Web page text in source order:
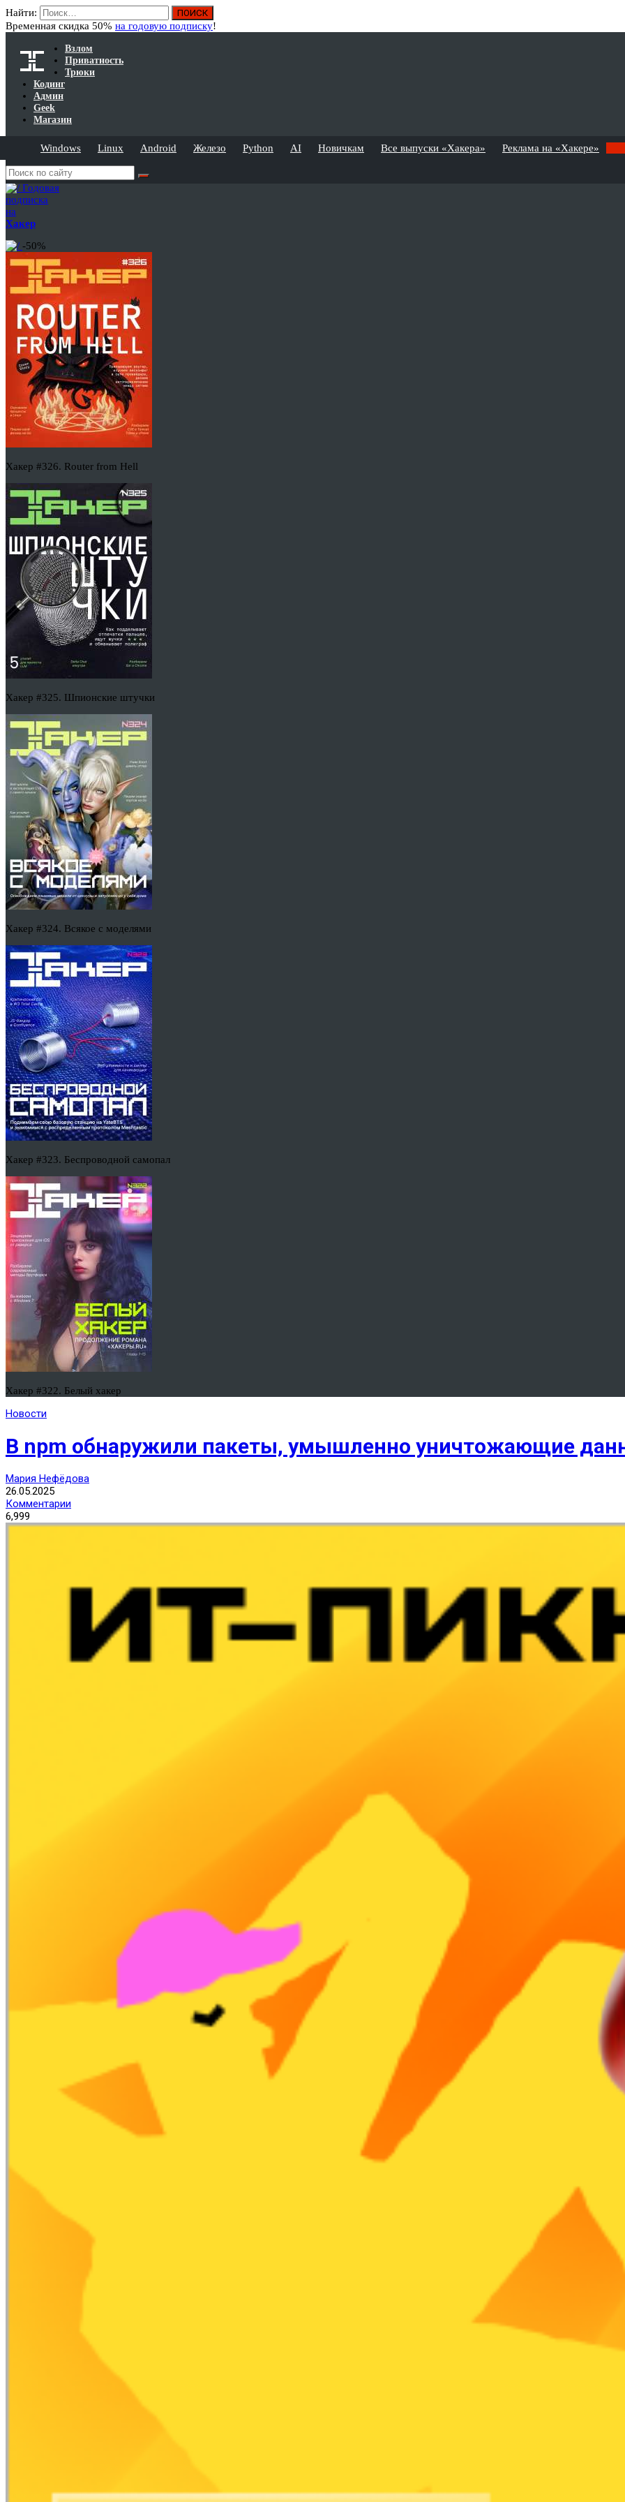
Найти:
Временная скидка 50% на годовую подписку!
Взлом
Приватность
Трюки
Кодинг
Админ
Geek
Магазин
Windows Linux Android Железо Python AI Новичкам Все выпуски «Хакера» Реклама на «Хакере»
Годовая
подписка
на
Хакер
-50%
Хакер #326. Router from Hell
Хакер #325. Шпионские штучки
Хакер #324. Всякое с моделями
Хакер #323. Беспроводной самопал
Хакер #322. Белый хакер
Новости
В npm обнаружили пакеты, умышленно уничтожающие
Мария Нефёдова
26.05.2025
Комментарии
6,999